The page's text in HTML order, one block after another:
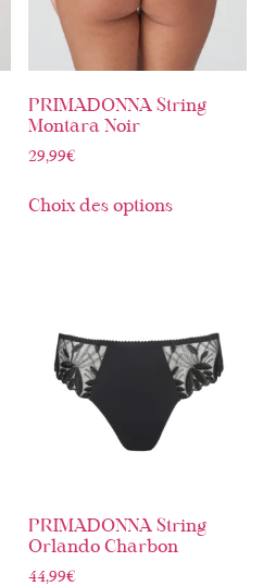
PRIMADONNA String
Montara Noir
29,99€
Choix des options
PRIMADONNA String
Orlando Charbon
44,99€